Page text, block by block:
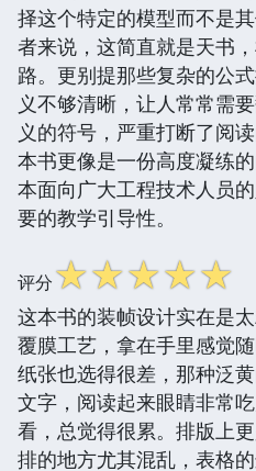
择这个特定的模型而不是
者来说，这简直就是天书
路。更别提那些复杂的公
义不够清晰，让人常常需
义的符号，严重打断了阅
本书更像是一份高度凝练
本面向广大工程技术人员
要的教学引导性。
评分☆☆☆☆☆
这本书的装帧设计实在是
覆膜工艺，拿在手里感觉
纸张也选得很差，那种泛
文字，阅读起来眼睛非常
看，总觉得很累。排版上
排的地方尤其混乱，表格